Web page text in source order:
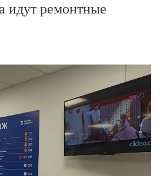
идут ремонтные